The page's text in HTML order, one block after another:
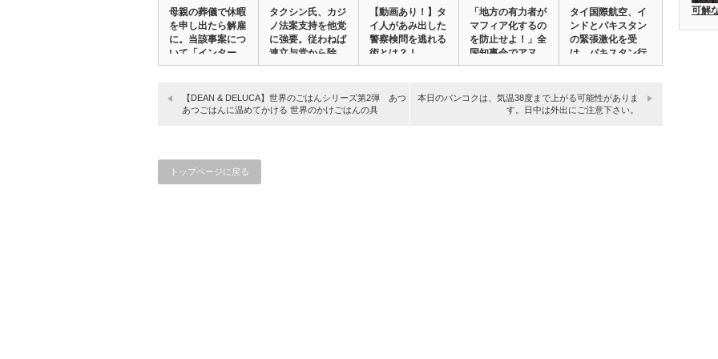
母親の葬儀で休暇
を申し出たら解雇
に。当該事案につ
いて「インター
コ…
タクシン氏、カジ
ノ法案支持を他党
に強要。従わねば
連立与党から除
外…
【動画あり！】タ
イ人があみ出した
警察検問を逃れる
術とは？！
「地方の有力者が
マフィア化するの
を防止せよ！」全
国知事会でアヌ
テ…
タイ国際航空、イ
ンドとパキスタン
の緊張激化を受
け、パキスタン行
き…
【DEAN & DELUCA】世界のごはんシリーズ第2弾 あつ
あつごはんに温めてかける 世界のかけごはんの具
本日のバンコクは、気温38度まで上がる可能性がありま
す。日中は外出にご注意下さい。
トップページに戻る
可解